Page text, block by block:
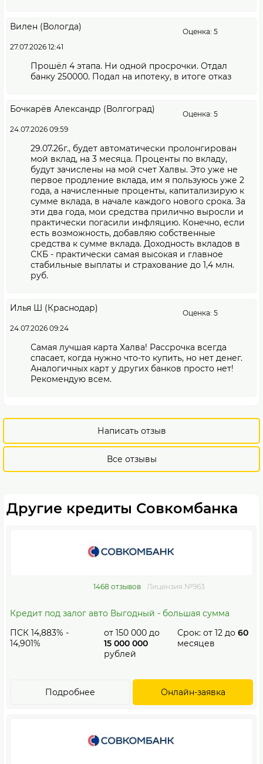
Вилен (Вологда)
Оценка: 5
27.07.2026 12:41
Прошёл 4 этапа. Ни одной просрочки. Отдал
банку 250000. Подал на ипотеку, в итоге отказ
Бочкарёв Александр (Волгоград)
Оценка: 5
24.07.2026 09:59
29.07.26г., будет автоматически пролонгирован
мой вклад, на 3 месяца. Проценты по вкладу,
будут зачислены на мой счет Халвы. Это уже не
первое продление вклада, им я пользуюсь уже 2
года, а начисленные проценты, капитализирую к
сумме вклада, в начале каждого нового срока. За
эти два года, мои средства прилично выросли и
практически погасили инфляцию. Конечно, если
есть возможность, добавляю собственные
средства к сумме вклада. Доходность вкладов в
СКБ - практически самая высокая и главное
стабильные выплаты и страхование до 1,4 млн.
руб.
Илья Ш (Краснодар)
Оценка: 5
24.07.2026 09:24
Самая лучшая карта Халва! Рассрочка всегда
спасает, когда нужно что-то купить, но нет денег.
Аналогичных карт у других банков просто нет!
Рекомендую всем.
Написать отзыв
Все отзывы
Другие кредиты Совкомбанка
1468 отзывов Лицензия №963
Кредит под залог авто Выгодный - большая сумма
ПСК 14,883% -
14,901%
от 150 000 до
15 000 000
рублей
Срок: от 12до 60
месяцев
Онлайн-заявка
Подробнее